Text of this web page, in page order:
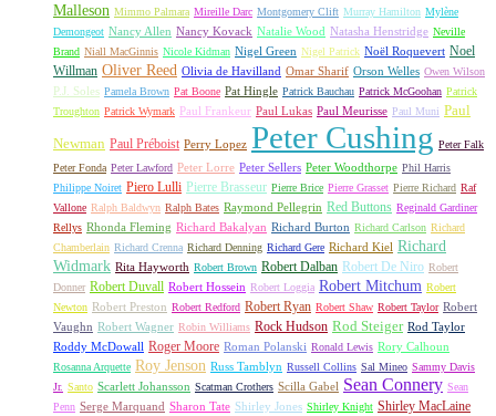
Malleson Mimmo Palmara Mireille Darc Montgomery Clift Murray Hamilton Mylène
Demongeot Nancy Allen Nancy Kovack Natalie Wood Natasha Henstridge Neville
Brand Niall MacGinnis Nicole Kidman Nigel Green Nigel Patrick Noël Roquevert Noel
Willman Oliver Reed Olivia de Havilland Omar Sharif Orson Welles Owen Wilson
P.J. Soles Pamela Brown Pat Boone Pat Hingle Patrick Bauchau Patrick McGoohan Patrick
Troughton Patrick Wymark Paul Frankeur Paul Lukas Paul Meurisse Paul Muni Paul
Newman Paul Préboist Perry Lopez Peter Cushing Peter Falk
Peter Fonda Peter Lawford Peter Lorre Peter Sellers Peter Woodthorpe Phil Harris
Philippe Noiret Piero Lulli Pierre Brasseur Pierre Brice Pierre Grasset Pierre Richard Raf
Vallone Ralph Baldwyn Ralph Bates Raymond Pellegrin Red Buttons Reginald Gardiner
Rellys Rhonda Fleming Richard Bakalyan Richard Burton Richard Carlson Richard
Chamberlain Richard Crenna Richard Denning Richard Gere Richard Kiel Richard
Widmark Rita Hayworth Robert Brown Robert Dalban Robert De Niro Robert
Donner Robert Duvall Robert Hossein Robert Loggia Robert Mitchum Robert
Newton Robert Preston Robert Redford Robert Ryan Robert Shaw Robert Taylor Robert
Vaughn Robert Wagner Robin Williams Rock Hudson Rod Steiger Rod Taylor
Roddy McDowall Roger Moore Roman Polanski Ronald Lewis Rory Calhoun
Rosanna Arquette Roy Jenson Russ Tamblyn Russell Collins Sal Mineo Sammy Davis
Jr. Santo Scarlett Johansson Scatman Crothers Scilla Gabel Sean Connery Sean
Penn Serge Marquand Sharon Tate Shirley Jones Shirley Knight Shirley MacLaine